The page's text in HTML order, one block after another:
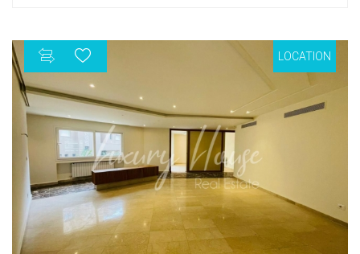
LOCATION